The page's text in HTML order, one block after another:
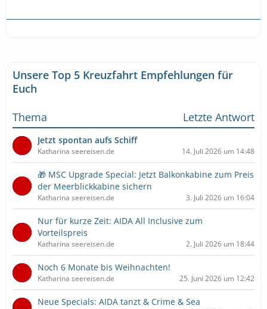
Unsere Top 5 Kreuzfahrt Empfehlungen für
Euch
Thema
Letzte Antwort
Jetzt spontan aufs Schiff
Katharina seereisen.de 14. Juli 2026 um 14:48
🎁 MSC Upgrade Special: Jetzt Balkonkabine zum Preis
der Meerblickkabine sichern
Katharina seereisen.de 3. Juli 2026 um 16:04
Nur für kurze Zeit: AIDA All Inclusive zum
Vorteilspreis
Katharina seereisen.de 2. Juli 2026 um 18:44
Noch 6 Monate bis Weihnachten!
Katharina seereisen.de 25. Juni 2026 um 12:42
Neue Specials: AIDA tanzt & Crime & Sea